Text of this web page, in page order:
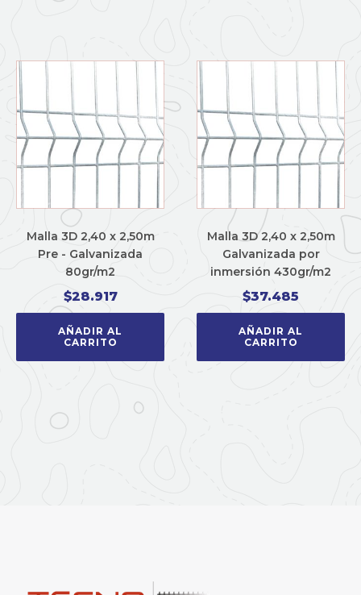
Malla 3D 2,40 x 2,50m
Pre - Galvanizada
80gr/m2
$28.917
AÑADIR AL
CARRITO
Malla 3D 2,40 x 2,50m
Galvanizada por
inmersión 430gr/m2
$37.485
AÑADIR AL
CARRITO